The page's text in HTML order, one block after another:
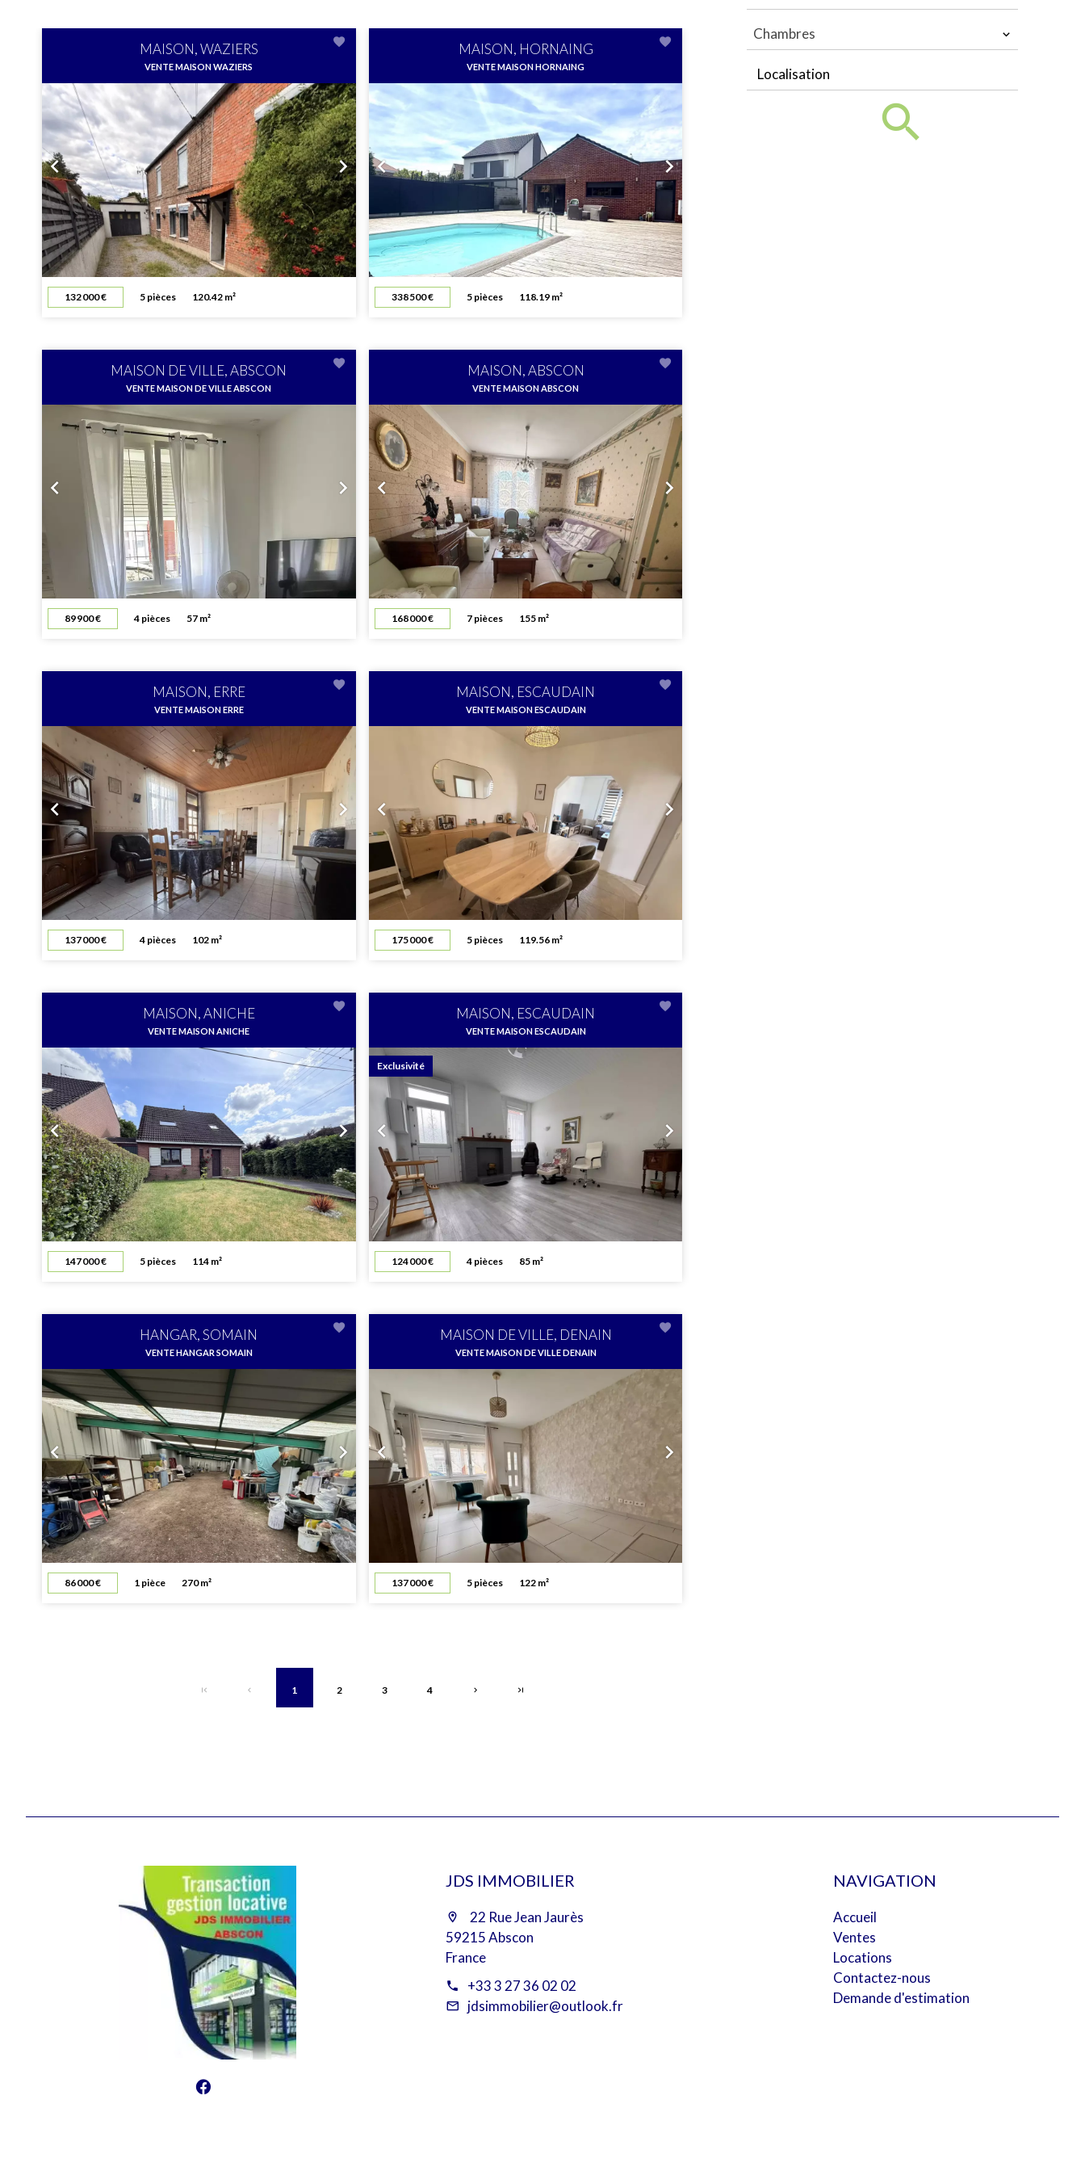
MAISON, WAZIERS
VENTE MAISON WAZIERS
132 000 € 5 pièces 120.42 m²
MAISON, HORNAING
VENTE MAISON HORNAING
338 500 € 5 pièces 118.19 m²
MAISON DE VILLE, ABSCON
VENTE MAISON DE VILLE ABSCON
89 900 € 4 pièces 57 m²
MAISON, ABSCON
VENTE MAISON ABSCON
168 000 € 7 pièces 155 m²
MAISON, ERRE
VENTE MAISON ERRE
137 000 € 4 pièces 102 m²
MAISON, ESCAUDAIN
VENTE MAISON ESCAUDAIN
175 000 € 5 pièces 119.56 m²
MAISON, ANICHE
VENTE MAISON ANICHE
147 000 € 5 pièces 114 m²
MAISON, ESCAUDAIN
VENTE MAISON ESCAUDAIN
124 000 € 4 pièces 85 m²
Exclusivité
HANGAR, SOMAIN
VENTE HANGAR SOMAIN
86 000 € 1 pièce 270 m²
MAISON DE VILLE, DENAIN
VENTE MAISON DE VILLE DENAIN
137 000 € 5 pièces 122 m²
1 2 3 4
Chambres
Localisation
JDS IMMOBILIER
22 Rue Jean Jaurès
59215 Abscon
France
+33 3 27 36 02 02
jdsimmobilier@outlook.fr
NAVIGATION
Accueil
Ventes
Locations
Contactez-nous
Demande d'estimation